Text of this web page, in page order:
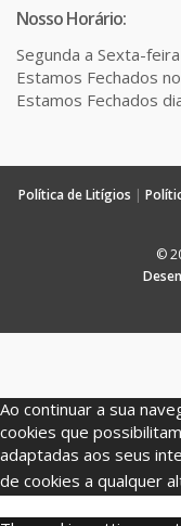
Nosso Horário:
Segunda a Sexta-
Estamos Fechados
Estamos Fechados
Política de Litígios |
©
Ao continuar a sua
cookies que
adaptadas aos seus
de cookies a qualquer